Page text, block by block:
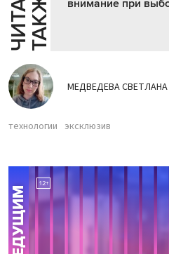
Й
Е
внимание при
МЕДВЕДЕВА СВЕТЛАНА
технологии эксклюзив